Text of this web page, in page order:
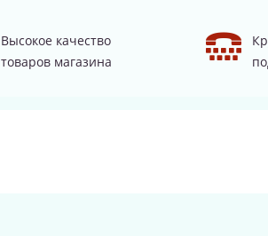
Высокое качество
товаров магазина